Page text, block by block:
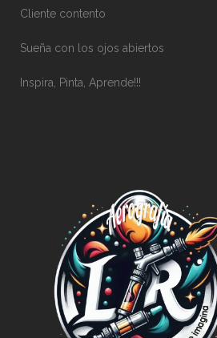
Cliente contento
Sueña con los ojos abiertos
Inspira, Pinta, Aprende!!!